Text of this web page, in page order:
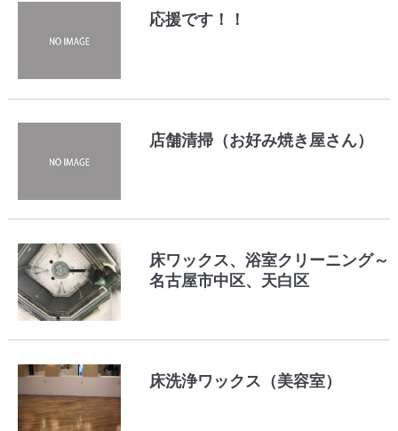
応援です！！
店舗清掃（お好み焼き屋さん）
床ワックス、浴室クリーニング～
名古屋市中区、天白区
床洗浄ワックス（美容室）